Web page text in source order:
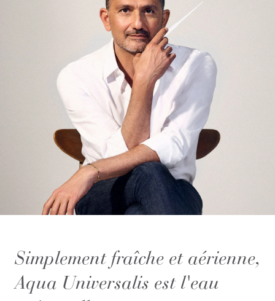
Simplement fraîche et aérienne,
Aqua Universalis est l'eau